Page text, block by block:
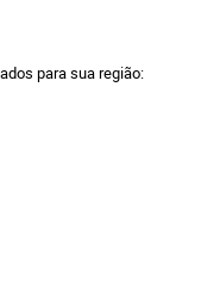
para sua região: